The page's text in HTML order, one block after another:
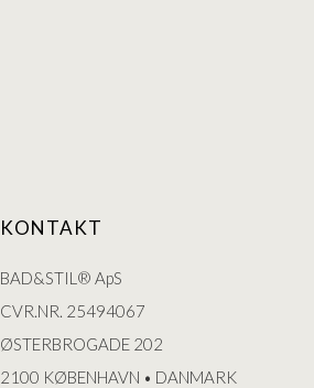
KONTAKT
BAD&STIL® ApS
CVR.NR. 25494067
ØSTERBROGADE 202
2100 KØBENHAVN • DANMARK